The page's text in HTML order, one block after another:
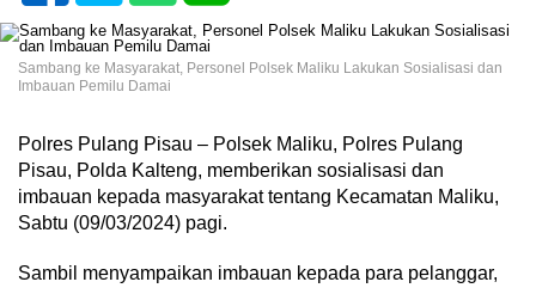
Sambang ke Masyarakat, Personel Polsek Maliku Lakukan Sosialisasi dan
Imbauan Pemilu Damai
Polres Pulang Pisau – Polsek Maliku, Polres Pulang
Pisau, Polda Kalteng, memberikan sosialisasi dan
imbauan kepada masyarakat tentang Kecamatan Maliku,
Sabtu (09/03/2024) pagi.
Sambil menyampaikan imbauan kepada para pelanggar,